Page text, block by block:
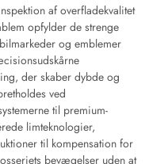
af overfladekvalitet
opfylder de strenge
og emblemer
der skaber dybde og
ved
til premium-
limteknologier,
til kompensation for
bevægelser uden at